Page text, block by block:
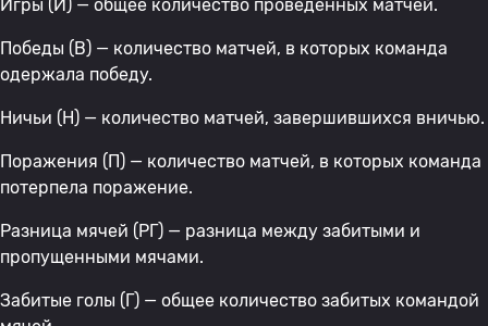
Игры (И) — общее количество проведенных матчей.
Победы (В) — количество матчей, в которых команда
одержала победу.
Ничьи (Н) — количество матчей, завершившихся вничью.
Поражения (П) — количество матчей, в которых команда
потерпела поражение.
Разница мячей (РГ) — разница между забитыми и
пропущенными мячами.
Забитые голы (Г) — общее количество забитых командой